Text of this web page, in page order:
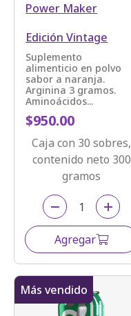
Power Maker
Edición Vintage
Suplemento
alimenticio en polvo
sabor a naranja.
Arginina 3 gramos.
Aminoácidos...
$950.00
Caja con 30 sobres,
contenido neto 300
gramos
Agregar
Más vendido